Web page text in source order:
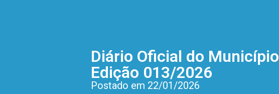
Diário Oficial do Município
Edição 013/2026
Postado em 22/01/2026